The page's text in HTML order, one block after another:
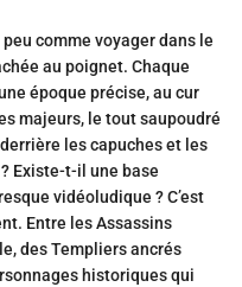
peu comme voyager dans le
au poignet. Chaque
époque précise, au cur
majeurs, le tout saupoudré
les capuches et les
Existe-t-il une base
vidéoludique ? C’est
Entre les Assassins
des Templiers ancrés
historiques qui